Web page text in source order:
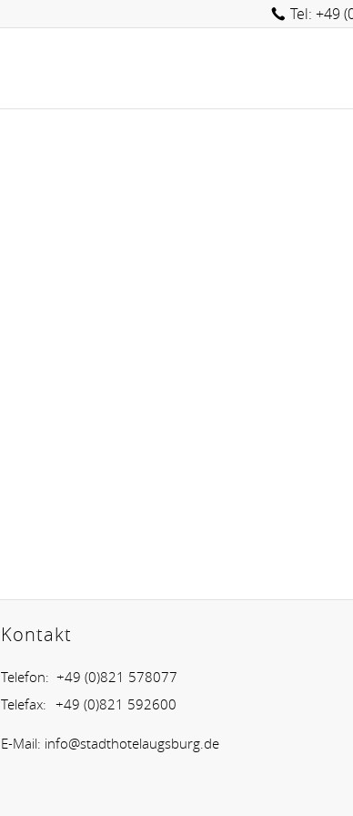
Tel: +49
Kontakt
Telefon: +49 (0)821 578077
Telefax: +49 (0)821 592600
E-Mail: info@stadthotelaugsburg.de